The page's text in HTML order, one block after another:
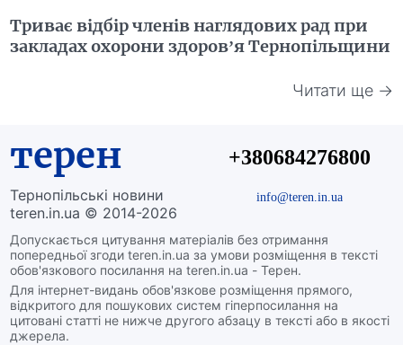
Триває відбір членів наглядових рад при
закладах охорони здоров’я Тернопільщини
Читати ще →
терен
Тернопільські новини
teren.in.ua © 2014-2026
Допускається цитування матеріалів без отримання
попередньої згоди teren.in.ua за умови розміщення в тексті
обов'язкового посилання на teren.in.ua - Терен.
Для інтернет-видань обов'язкове розміщення прямого,
відкритого для пошукових систем гіперпосилання на
цитовані статті не нижче другого абзацу в тексті або в якості
джерела.
+380684276800
info@teren.in.ua